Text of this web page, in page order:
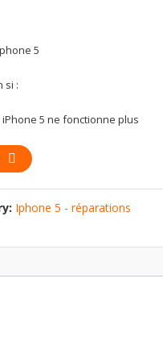
5
si :
5 ne fonctionne plus
Iphone 5 - réparations